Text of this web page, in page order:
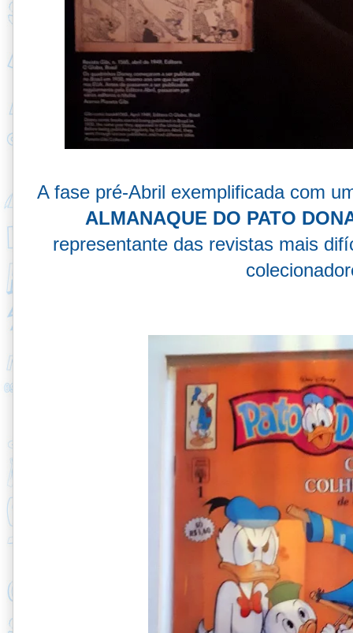
A fase pré-Abril exemplificada com
ALMANAQUE DO PATO
representante das revistas mais